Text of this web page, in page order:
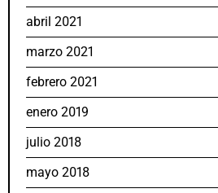
abril 2021
marzo 2021
febrero 2021
enero 2019
julio 2018
mayo 2018